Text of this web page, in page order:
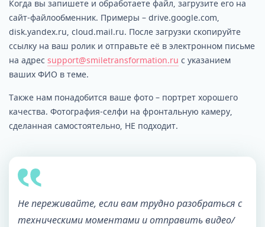
Когда вы запишете и обработаете файл, загрузите его на
сайт-файлообменник. Примеры – drive.google.com,
disk.yandex.ru, cloud.mail.ru. После загрузки скопируйте
ссылку на ваш ролик и отправьте её в электронном письме
на адрес support@smiletransformation.ru с указанием
ваших ФИО в теме.
Также нам понадобится ваше фото – портрет хорошего
качества. Фотография-селфи на фронтальную камеру,
сделанная самостоятельно, НЕ подходит.
Не переживайте, если вам трудно разобраться с
техническими моментами и отправить видео/